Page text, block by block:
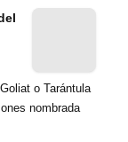
o Tarántula
nombrada